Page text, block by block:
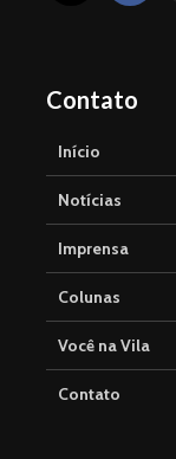
Contato
Início
Notícias
Imprensa
Colunas
Você na Vila
Contato